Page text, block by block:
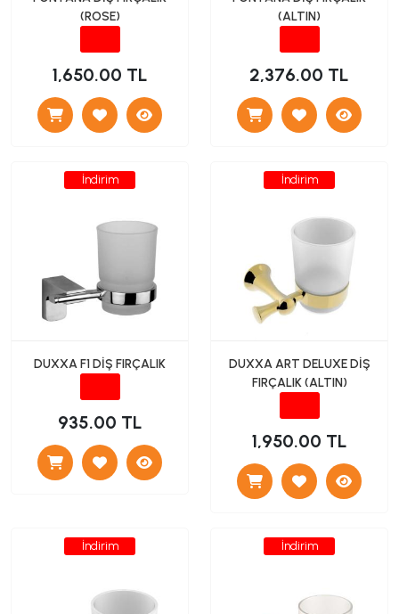
(ROSE)
1,650.00 TL
(ALTIN)
2,376.00 TL
İndirim
DUXXA F1 DİŞ FIRÇALIK
935.00 TL
İndirim
DUXXA ART DELUXE DİŞ
FIRÇALIK (ALTIN)
1,950.00 TL
İndirim İndirim